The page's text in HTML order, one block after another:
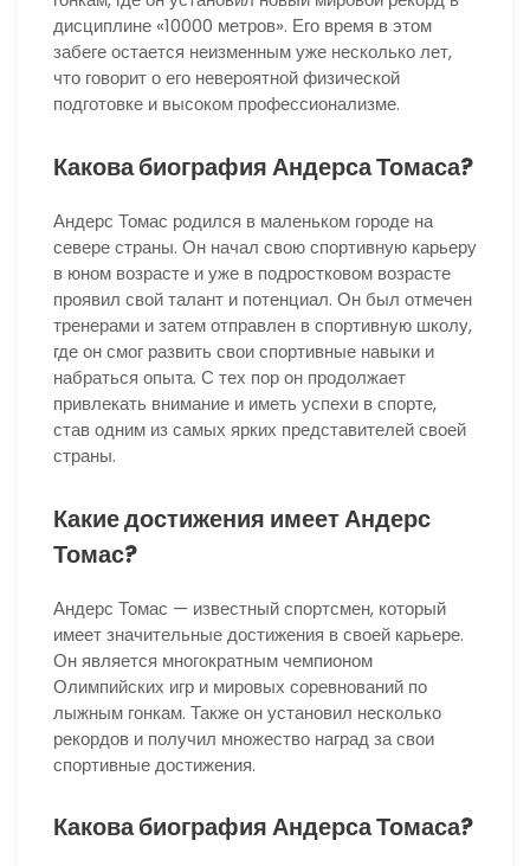
дисциплине «10000 метров». Его время в этом
забеге остается неизменным уже несколько лет,
что говорит о его невероятной физической
подготовке и высоком профессионализме.
Какова биография Андерса Томаса?
Андерс Томас родился в маленьком городе на
севере страны. Он начал свою спортивную карьеру
в юном возрасте и уже в подростковом возрасте
проявил свой талант и потенциал. Он был отмечен
тренерами и затем отправлен в спортивную школу,
где он смог развить свои спортивные навыки и
набраться опыта. С тех пор он продолжает
привлекать внимание и иметь успехи в спорте,
став одним из самых ярких представителей своей
страны.
Какие достижения имеет Андерс
Томас?
Андерс Томас — известный спортсмен, который
имеет значительные достижения в своей карьере.
Он является многократным чемпионом
Олимпийских игр и мировых соревнований по
лыжным гонкам. Также он установил несколько
рекордов и получил множество наград за свои
спортивные достижения.
Какова биография Андерса Томаса?